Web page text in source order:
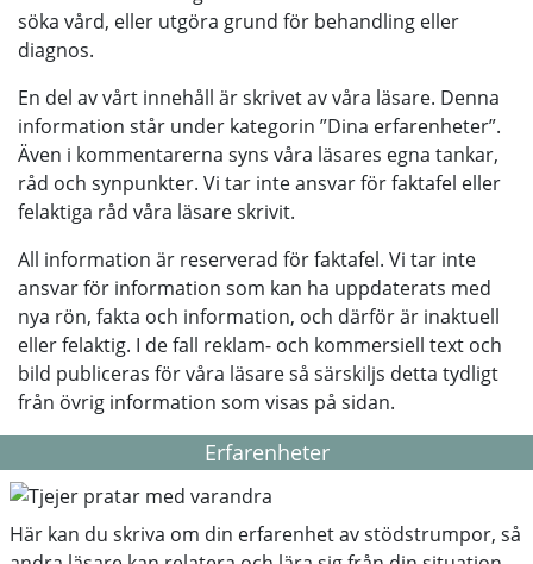
söka vård, eller utgöra grund för behandling eller
diagnos.
En del av vårt innehåll är skrivet av våra läsare. Denna
information står under kategorin ”Dina erfarenheter”.
Även i kommentarerna syns våra läsares egna tankar,
råd och synpunkter. Vi tar inte ansvar för faktafel eller
felaktiga råd våra läsare skrivit.
All information är reserverad för faktafel. Vi tar inte
ansvar för information som kan ha uppdaterats med
nya rön, fakta och information, och därför är inaktuell
eller felaktig. I de fall reklam- och kommersiell text och
bild publiceras för våra läsare så särskiljs detta tydligt
från övrig information som visas på sidan.
Erfarenheter
Här kan du skriva om din erfarenhet av stödstrumpor, så